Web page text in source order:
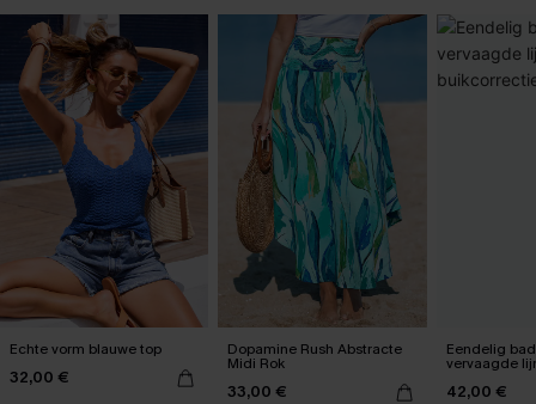
Echte vorm blauwe top
32,00 €
Dopamine Rush Abstracte
Midi Rok
33,00 €
Eendelig
vervaagde
buikcorrectie
42,00 €